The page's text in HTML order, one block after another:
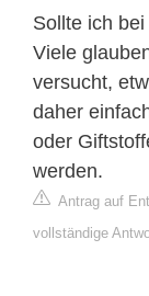
Sollte ich
Viele
versucht,
daher
oder
werden.
Antrag auf
vollständige